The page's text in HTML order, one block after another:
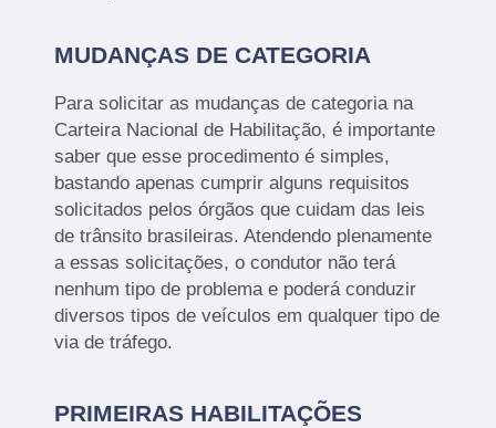
MUDANÇAS DE CATEGORIA
Para solicitar as mudanças de categoria na
Carteira Nacional de Habilitação, é importante
saber que esse procedimento é simples,
bastando apenas cumprir alguns requisitos
solicitados pelos órgãos que cuidam das leis
de trânsito brasileiras. Atendendo plenamente
a essas solicitações, o condutor não terá
nenhum tipo de problema e poderá conduzir
diversos tipos de veículos em qualquer tipo de
via de tráfego.
PRIMEIRAS HABILITAÇÕES